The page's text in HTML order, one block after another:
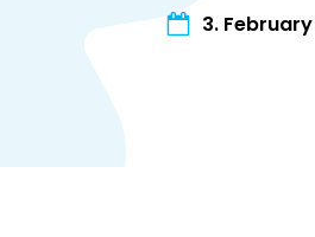
3.